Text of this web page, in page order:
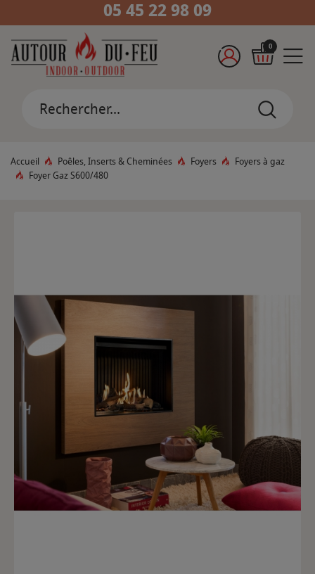
05 45 22 98 09
0
Accueil Poêles, Inserts & Cheminées Foyers
Foyers à gaz
Foyer Gaz S600/480